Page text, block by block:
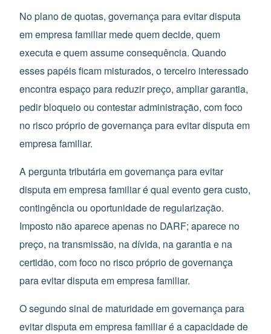
No plano de quotas, governança para evitar disputa
em empresa familiar mede quem decide, quem
executa e quem assume consequência. Quando
esses papéis ficam misturados, o terceiro interessado
encontra espaço para reduzir preço, ampliar garantia,
pedir bloqueio ou contestar administração, com foco
no risco próprio de governança para evitar disputa em
empresa familiar.
A pergunta tributária em governança para evitar
disputa em empresa familiar é qual evento gera custo,
contingência ou oportunidade de regularização.
Imposto não aparece apenas no DARF; aparece no
preço, na transmissão, na dívida, na garantia e na
certidão, com foco no risco próprio de governança
para evitar disputa em empresa familiar.
O segundo sinal de maturidade em governança para
evitar disputa em empresa familiar é a capacidade de